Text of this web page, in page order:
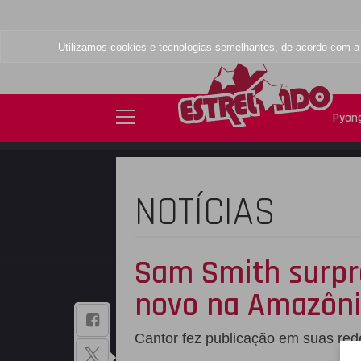
Utilizamos cookies e tecnologias semelhantes, de acordo com
NOTÍCIAS
Sam Smith
novo na
Cantor fez publicação em suas
BAIXE NOSSO